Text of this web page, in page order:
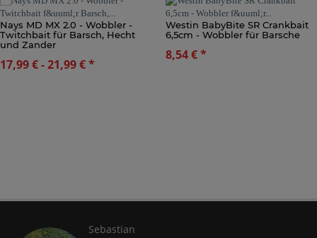
Nays MD MX 2.0 - Wobbler -
Twitchbait für Barsch, Hecht
und Zander
17,99 € -21,99 €*
Westin BabyBite SR Crankbait
6,5cm - Wobbler für Barsche
8,54 €*
Sebastian